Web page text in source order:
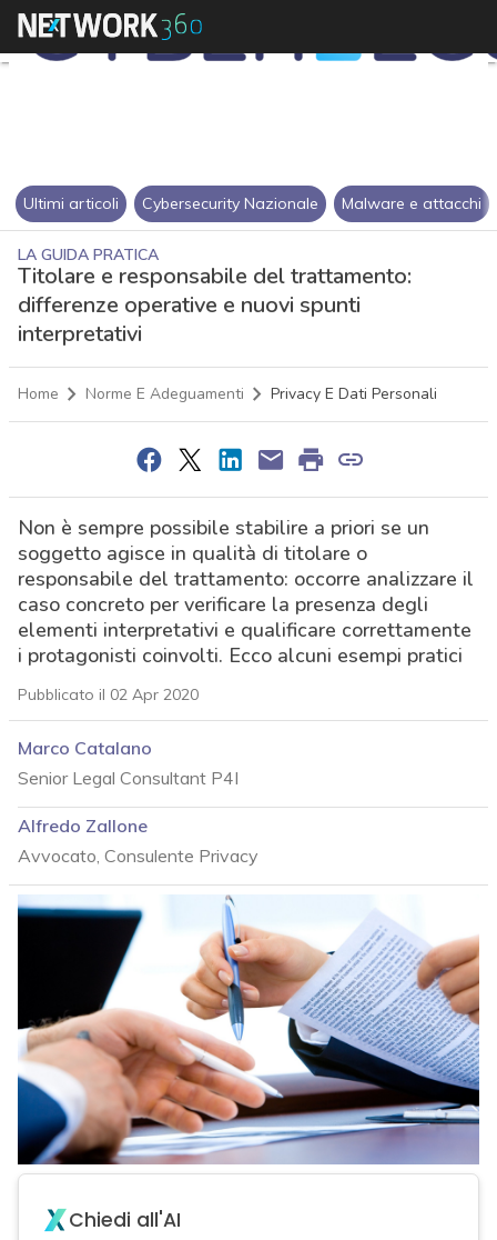
Ultimi articoli Cybersecurity Nazionale Malware e attacchi
LA GUIDA PRATICA
Titolare e responsabile del trattamento:
differenze operative e nuovi spunti
interpretativi
Home Norme E Adeguamenti Privacy E Dati Personali
Non è sempre possibile stabilire a priori se un
soggetto agisce in qualità di titolare o
responsabile del trattamento: occorre analizzare il
caso concreto per verificare la presenza degli
elementi interpretativi e qualificare correttamente
i protagonisti coinvolti. Ecco alcuni esempi pratici
Pubblicato il 02 Apr 2020
Marco Catalano
Senior Legal Consultant P4I
Alfredo Zallone
Avvocato, Consulente Privacy
Chiedi all'AI